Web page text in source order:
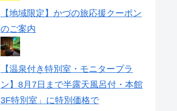
【地域限定】かづの旅応援クーポン
のご案内
【温泉付き特別室・モニタープラ
ン】8月7日まで半露天風呂付・本館
3F特別室」に特別価格で